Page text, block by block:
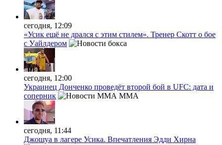
сегодня, 12:09
«Усик ещё не дрался с этим стилем». Тренер Скотт о бое
с Уайлдером
сегодня, 12:00
Украинец Донченко проведёт второй бой в UFC: дата и
соперник
MMA
сегодня, 11:44
Джошуа в лагере Усика. Впечатления Эдди Хирна